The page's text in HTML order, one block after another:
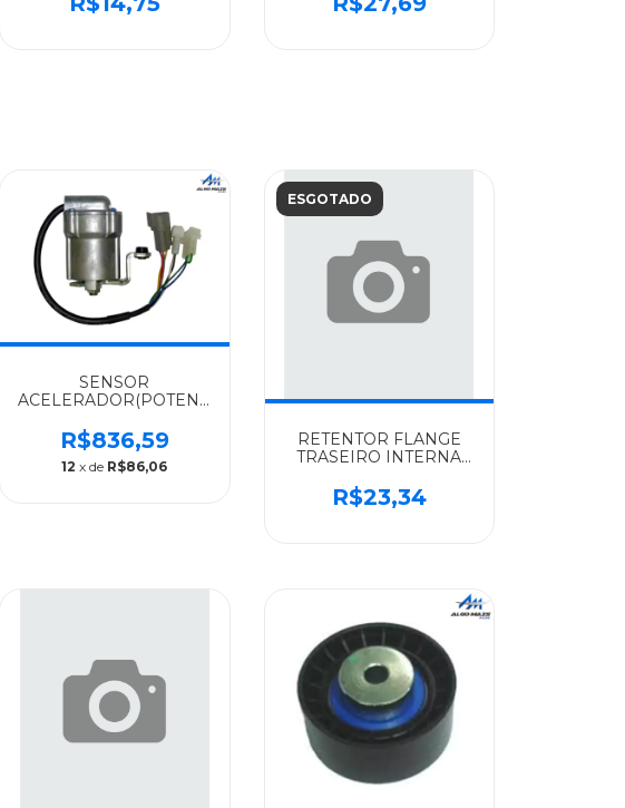
1322756
SENSOR
ACELERADOR(POTENCIOMETRO)
SERIE 4 CAMINHAO -
1364185
R$836,59
12 x de R$86,06
ESGOTADO
RETENTOR FLANGE
TRASEIRO INTERNA
CAMINHOES DAF -
1304242
R$23,34